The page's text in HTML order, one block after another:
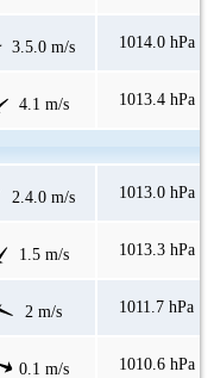
3.5.0 m/s 1014.0 hPa
4.1 m/s 1013.4 hPa
2.4.0 m/s 1013.0 hPa
1.5 m/s 1013.3 hPa
2 m/s 1011.7 hPa
0.1 m/s 1010.6 hPa